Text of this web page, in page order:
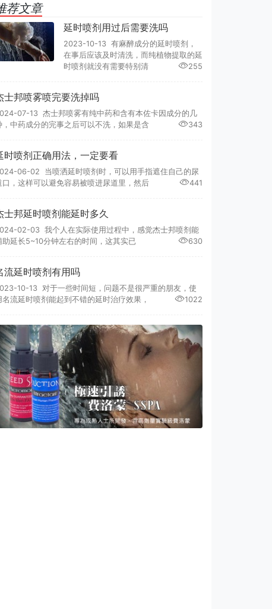
荐文章
延时喷剂用过后需要洗吗
2023-10-13 有麻醉成分的延时喷剂，
在事后应该及时清洗，而纯植物提取的延
时喷剂就没有需要特别清
255
士邦喷雾喷完要洗掉吗
07-13 杰士邦喷雾有纯中药和含有本佐卡因成分的几
，中药成分的完事之后可以不洗，如果是含
343
时喷剂正确用法，一定要看
06-02 当喷洒延时喷剂时，可以用手指遮住自己的尿
口，这样可以避免容易被喷进尿道里，然后
441
士邦延时喷剂能延时多久
02-03 我个人在实际使用过程中，感觉杰士邦喷剂能
助延长5~10分钟左右的时间，这其实已
630
流延时喷剂有用吗
10-13 对于一些时间短，问题不是很严重的朋友，使
名流延时喷剂能起到不错的延时治疗效果，
1022